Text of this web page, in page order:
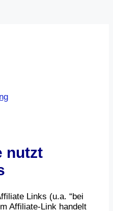
nutzt
Links (u.a. “bei
Affiliate-Link handelt